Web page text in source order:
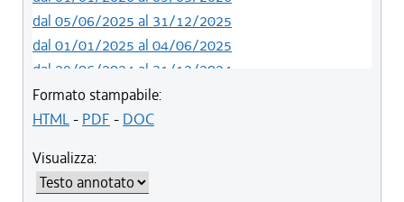
dal 05/06/2025 al 31/12/2025
dal 01/01/2025 al 04/06/2025
dal 29/06/2024 al 31/12/2024
dal 23/02/2023 al 28/06/2024
dal 12/08/2021 al 22/02/2023
dal 29/10/2020 al 31/12/2020
dal 11/08/2020 al 28/10/2020
Formato stampabile:
HTML- PDF - DOC
Visualizza: